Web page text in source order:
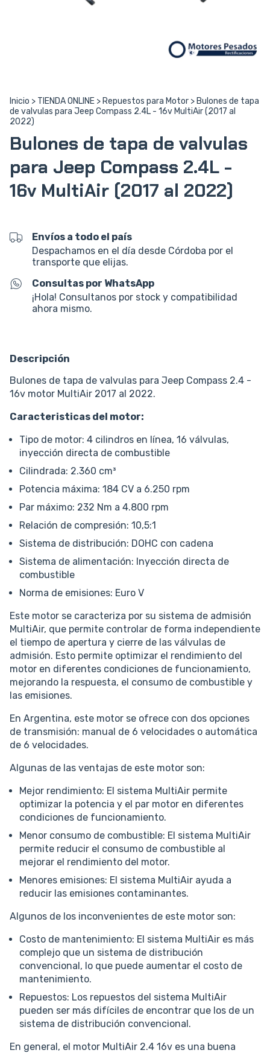
Inicio > TIENDA ONLINE > Repuestos para Motor > Bulones de tapa
de valvulas para Jeep Compass 2.4L - 16v MultiAir (2017 al
2022)
Bulones de tapa de valvulas
para Jeep Compass 2.4L -
16v MultiAir (2017 al 2022)
Envíos a todo el país
Despachamos en el día desde Córdoba por el
transporte que elijas.
Consultas por WhatsApp
¡Hola! Consultanos por stock y compatibilidad
ahora mismo.
Descripción
Bulones de tapa de valvulas para Jeep Compass 2.4 -
16v motor MultiAir 2017 al 2022.
Caracteristicas del motor:
Tipo de motor: 4 cilindros en línea, 16 válvulas,
inyección directa de combustible
Cilindrada: 2.360 cm³
Potencia máxima: 184 CV a 6.250 rpm
Par máximo: 232 Nm a 4.800 rpm
Relación de compresión: 10,5:1
Sistema de distribución: DOHC con cadena
Sistema de alimentación: Inyección directa de
combustible
Norma de emisiones: Euro V
Este motor se caracteriza por su sistema de admisión
MultiAir, que permite controlar de forma independiente
el tiempo de apertura y cierre de las válvulas de
admisión. Esto permite optimizar el rendimiento del
motor en diferentes condiciones de funcionamiento,
mejorando la respuesta, el consumo de combustible y
las emisiones.
En Argentina, este motor se ofrece con dos opciones
de transmisión: manual de 6 velocidades o automática
de 6 velocidades.
Algunas de las ventajas de este motor son:
Mejor rendimiento: El sistema MultiAir permite
optimizar la potencia y el par motor en diferentes
condiciones de funcionamiento.
Menor consumo de combustible: El sistema MultiAir
permite reducir el consumo de combustible al
mejorar el rendimiento del motor.
Menores emisiones: El sistema MultiAir ayuda a
reducir las emisiones contaminantes.
Algunos de los inconvenientes de este motor son:
Costo de mantenimiento: El sistema MultiAir es más
complejo que un sistema de distribución
convencional, lo que puede aumentar el costo de
mantenimiento.
Repuestos: Los repuestos del sistema MultiAir
pueden ser más difíciles de encontrar que los de un
sistema de distribución convencional.
En general, el motor MultiAir 2.4 16v es una buena